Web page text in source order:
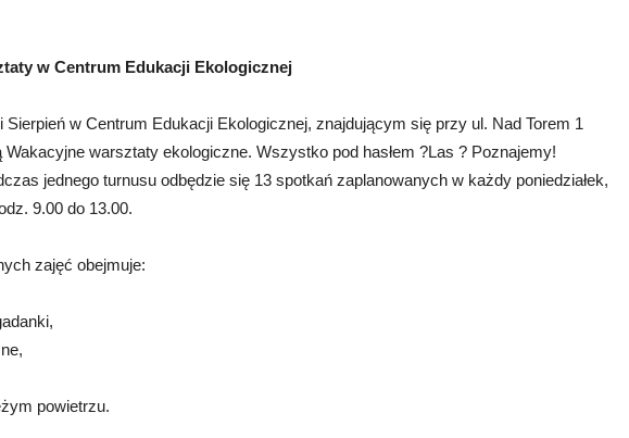
w Centrum Edukacji Ekologicznej
Sierpień w Centrum Edukacji Ekologicznej, znajdującym się przy ul. Nad Torem 1
Wakacyjne warsztaty ekologiczne. Wszystko pod hasłem ?Las ? Poznajemy!
jednego turnusu odbędzie się 13 spotkań zaplanowanych w każdy poniedziałek,
9.00 do 13.00.
zajęć obejmuje:
powietrzu.